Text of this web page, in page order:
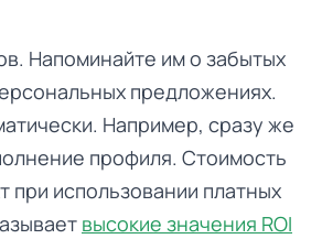
Напоминайте им о забытых
предложениях.
Например, сразу же
профиля. Стоимость
при использовании платных
высокие значения ROI